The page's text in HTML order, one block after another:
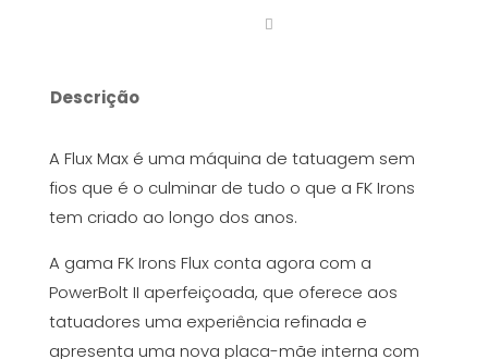
Descrição
A Flux Max é uma máquina de tatuagem sem
fios que é o culminar de tudo o que a FK Irons
tem criado ao longo dos anos.
A gama FK Irons Flux conta agora com a
PowerBolt II aperfeiçoada, que oferece aos
tatuadores uma experiência refinada e
apresenta uma nova placa-mãe interna com